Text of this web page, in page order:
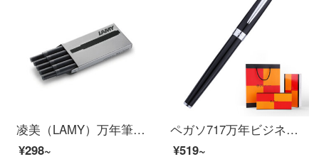
凌美（LAMY）万年筆インキカートリッジシリーズ使い捨てインクカートリッジ黒5本入り
¥298~
ペガソ717万年ビジネス成人執務学生習字財務用ギフトセットにブラック0.38 mmの刻印が可能です。
¥519~